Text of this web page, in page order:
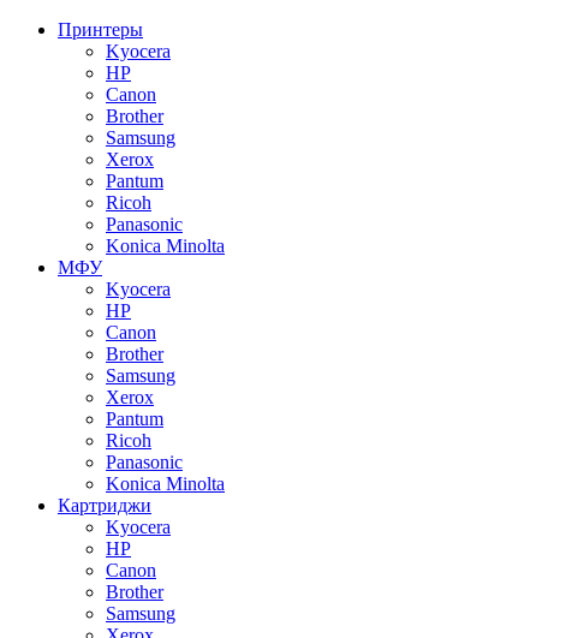
Принтеры
Kyocera
HP
Canon
Brother
Samsung
Xerox
Pantum
Ricoh
Panasonic
Konica Minolta
МФУ
Kyocera
HP
Canon
Brother
Samsung
Xerox
Pantum
Ricoh
Panasonic
Konica Minolta
Картриджи
Kyocera
HP
Canon
Brother
Samsung